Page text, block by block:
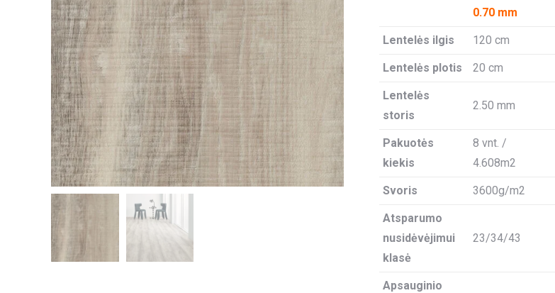
0.70 mm
Lentelės ilgis 120 cm
Lentelės plotis 20 cm
Lentelės
storis
2.50 mm
Pakuotės
kiekis
8 vnt. /
4.608m2
Svoris 3600g/m2
Atsparumo
nusidėvėjimui
klasė
23/34/43
Apsauginio